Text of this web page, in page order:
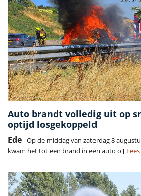
Auto brandt volledig uit op
optijd losgekoppeld
Ede- Op de middag van zaterdag 8
kwam het tot een brand in een auto o [